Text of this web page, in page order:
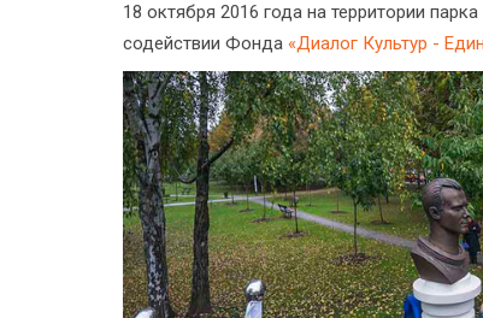
18 октября 2016 года на территории
содействии Фонда «Диалог Культур -